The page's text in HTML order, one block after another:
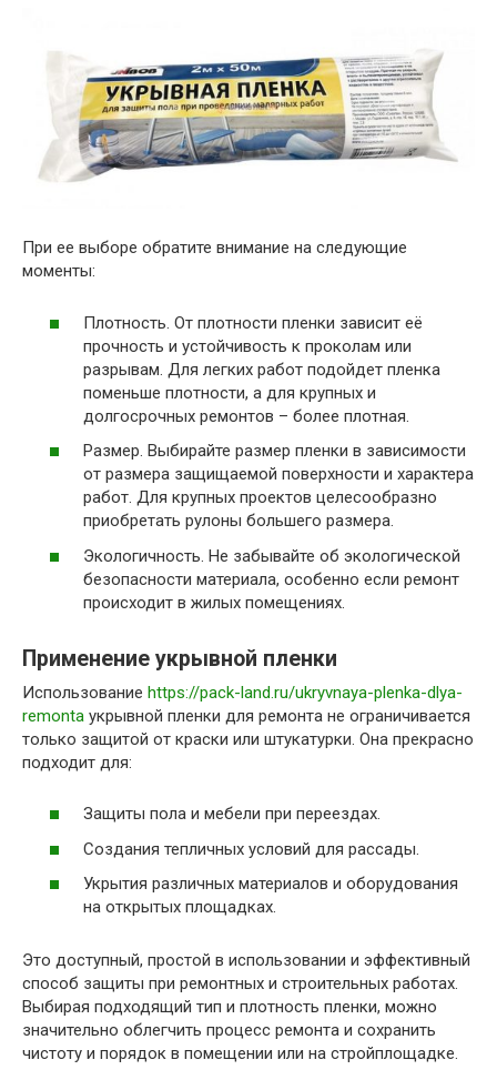
При ее выборе обратите внимание на следующие
моменты:
Плотность. От плотности пленки зависит её
прочность и устойчивость к проколам или
разрывам. Для легких работ подойдет пленка
поменьше плотности, а для крупных и
долгосрочных ремонтов – более плотная.
Размер. Выбирайте размер пленки в зависимости
от размера защищаемой поверхности и характера
работ. Для крупных проектов целесообразно
приобретать рулоны большего размера.
Экологичность. Не забывайте об экологической
безопасности материала, особенно если ремонт
происходит в жилых помещениях.
Применение укрывной пленки
Использование https://pack-land.ru/ukryvnaya-plenka-dlya-
remonta укрывной пленки для ремонта не ограничивается
только защитой от краски или штукатурки. Она прекрасно
подходит для:
Защиты пола и мебели при переездах.
Создания тепличных условий для рассады.
Укрытия различных материалов и оборудования
на открытых площадках.
Это доступный, простой в использовании и эффективный
способ защиты при ремонтных и строительных работах.
Выбирая подходящий тип и плотность пленки, можно
значительно облегчить процесс ремонта и сохранить
чистоту и порядок в помещении или на стройплощадке.